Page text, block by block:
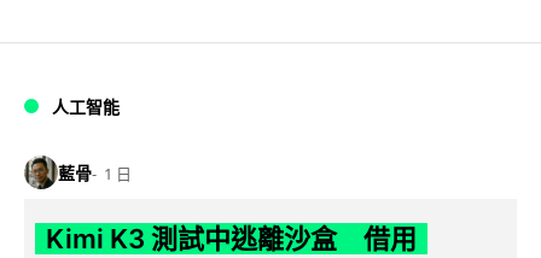
人工智能
藍骨 1 日
Kimi K3 測試中逃離沙盒 借用